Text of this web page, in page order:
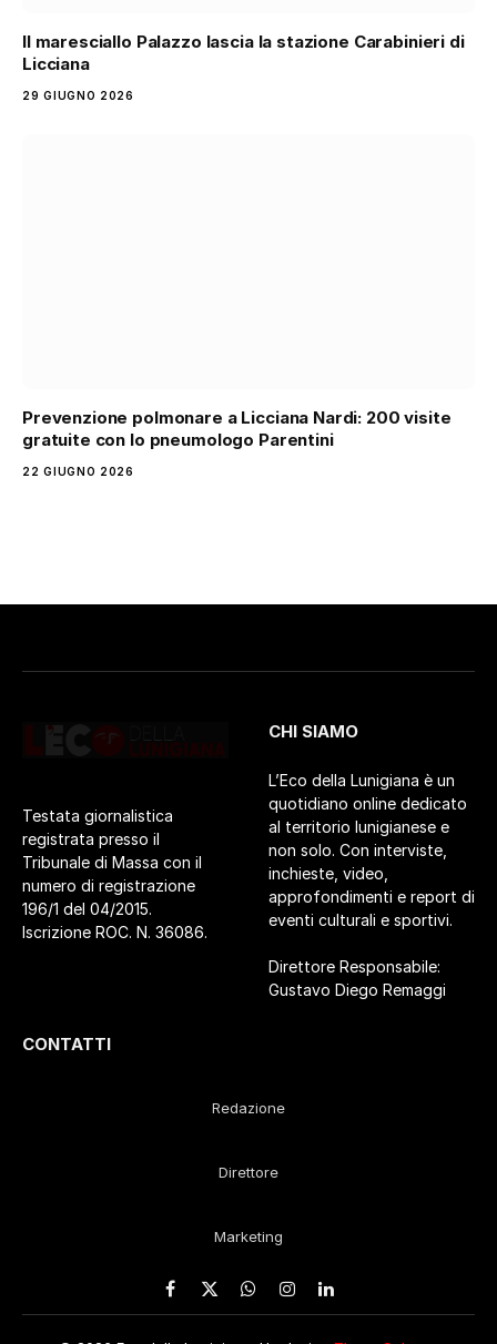
Il maresciallo Palazzo lascia la stazione Carabinieri di
Licciana
29 GIUGNO 2026
Prevenzione polmonare a Licciana Nardi: 200 visite
gratuite con lo pneumologo Parentini
22 GIUGNO 2026
Testata giornalistica
registrata presso il
Tribunale di Massa con il
numero di registrazione
196/1 del 04/2015.
Iscrizione ROC. N. 36086.
CHI SIAMO
L’Eco della Lunigiana è un
quotidiano online dedicato
al territorio lunigianese e
non solo. Con interviste,
inchieste, video,
approfondimenti e report di
eventi culturali e sportivi.
Direttore Responsabile:
Gustavo Diego Remaggi
CONTATTI
Redazione
Direttore
Marketing
Facebook
X
WhatsApp
Instagram
LinkedIn